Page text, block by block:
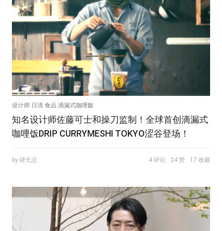
设计师 日清 食品 滴漏式咖哩飯
知名设计师佐藤可士和操刀监制！全球首创滴漏式
咖哩饭DRIP CURRYMESHI TOKYO涩谷登场！
by 肆无忌 4 评论 24 赞 17 收藏